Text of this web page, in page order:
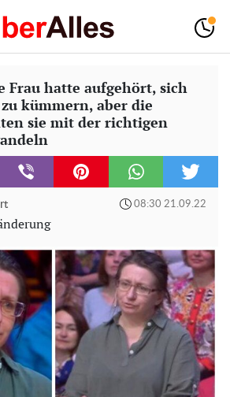
Frau hatte aufgehört, sich
kümmern, aber die
sie mit der richtigen
08:30 21.09.22